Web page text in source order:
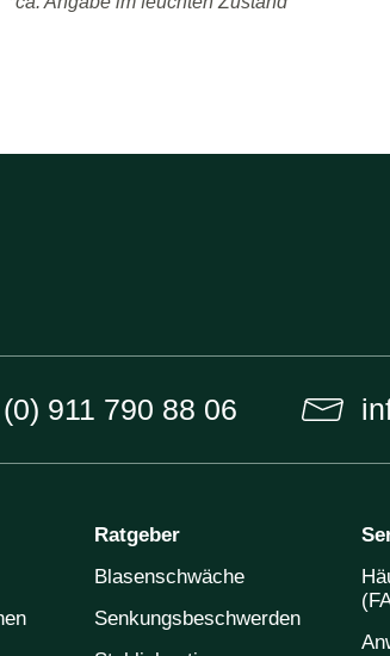
911 790 88 06
Ratgeber
Blasenschwäche
Senkungsbeschwerden